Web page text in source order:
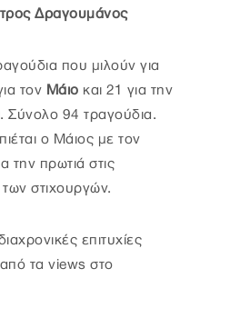
Δραγουμάνος
που μιλούν για
τον Μάιο και 21 για την
. Σύνολο 94 τραγούδια.
ο Μάιος με τον
την πρωτιά στις
των στιχουργών.
επιτυχίες
τα views στο